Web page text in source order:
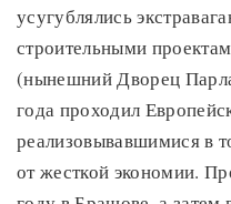
усугублялись
строительными
(нынешний Дворец
года проходил
реализовывавшимися в
от жесткой экономии.